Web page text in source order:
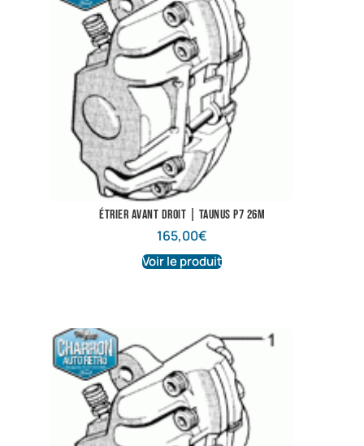
Étrier avant droit | Taunus P7 26m
165,00€
Voir le produit